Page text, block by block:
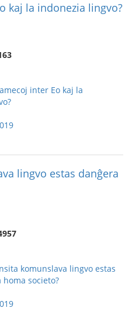
kaj la indonezia lingvo?
inter Eo kaj la
lingvo estas danĝera
komunslava lingvo estas
societo?